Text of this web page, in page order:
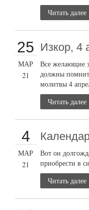
Читать далее
25
МАР
21
Изкор, 4
Все желающие
должны
молитвы 4
Читать далее
4
МАР
21
Вот он
приобрести в
Читать далее